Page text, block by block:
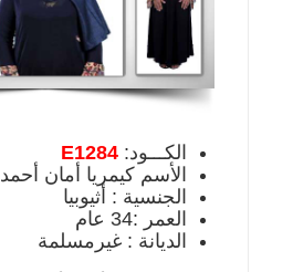
الكـــود: E1284
الأسم كيمريا أمان أحمد
الجنسية : أثيوبيا
العمر :34 عام
الديانة : غيرمسلمة